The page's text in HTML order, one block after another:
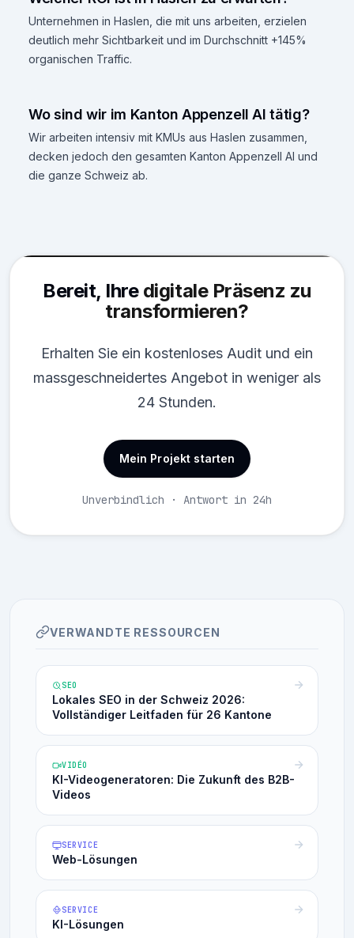
Unternehmen in Haslen, die mit uns arbeiten, erzielen
deutlich mehr Sichtbarkeit und im Durchschnitt +145%
organischen Traffic.
Wo sind wir im Kanton Appenzell AI tätig?
Wir arbeiten intensiv mit KMUs aus Haslen zusammen,
decken jedoch den gesamten Kanton Appenzell AI und
die ganze Schweiz ab.
Bereit, Ihre digitale Präsenz zu
transformieren?
Erhalten Sie ein kostenloses Audit und ein
massgeschneidertes Angebot in weniger als
24 Stunden.
Mein Projekt starten
Unverbindlich · Antwort in 24h
VERWANDTE RESSOURCEN
SEO
Lokales SEO in der Schweiz 2026:
Vollständiger Leitfaden für 26 Kantone
VIDÉO
KI-Videogeneratoren: Die Zukunft des B2B-
Videos
SERVICE
Web-Lösungen
SERVICE
KI-Lösungen